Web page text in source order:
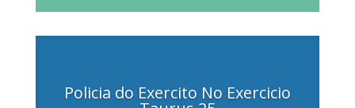
Policia do Exercito No Exercicio